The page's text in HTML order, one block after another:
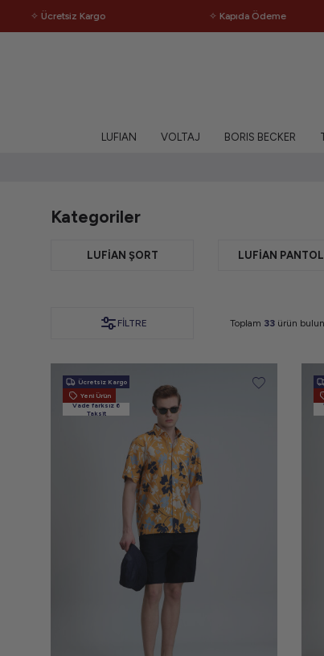
Kargo ✧ Kapıda Ödeme
LUFIAN VOLTAJ BORIS BECKER
Kategoriler
LUFIAN ŞORT LUFIAN
FILTRE Toplam 33 ürün
Ücretsiz Kargo
Yeni Ürün
Vade farksız 6
Taksit